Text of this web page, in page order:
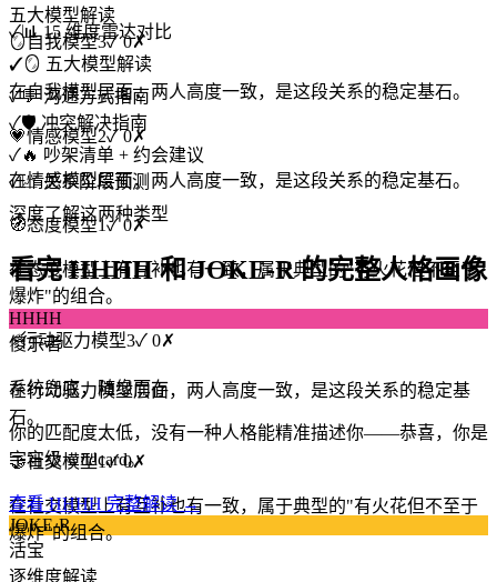
五大模型解读
🪞自我模型3✓0✗
在自我模型层面，两人高度一致，是这段关系的稳定基石。
💗情感模型2✓0✗
在情感模型层面，两人高度一致，是这段关系的稳定基石。
🧭态度模型1✓0✗
在态度模型上有互补也有一致，属于典型的"有火花但不至于
爆炸"的组合。
⚡行动驱力模型3✓ 0✗
在行动驱力模型层面，两人高度一致，是这段关系的稳定基
石。
🤝社交模型1✓0✗
在社交模型上有互补也有一致，属于典型的"有火花但不至于
爆炸"的组合。
逐维度解读
✓📊 15 维度雷达对比
✓🪞 五大模型解读
✓💬 沟通方式指南
✓🛡️ 冲突解决指南
✓🔥 吵架清单 + 约会建议
✓📈 关系阶段预测
深度了解这两种类型
看完 HHHH 和 JOKE-R 的完整人格画像
HHHH
傻乐者
系统兜底，随缘而存
你的匹配度太低，没有一种人格能精准描述你——恭喜，你是
宇宙级 wildcard。
查看 HHHH 完整解读 →
JOKE-R
活宝